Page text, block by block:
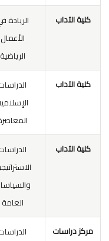
كلية الآداب
الريادة
الأعمال
الرياضية
كلية الآداب
كلية الآداب
العامة
مركز دراسات